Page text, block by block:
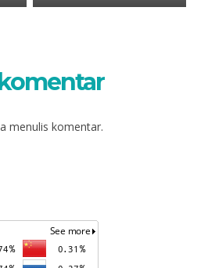
menulis komentar.